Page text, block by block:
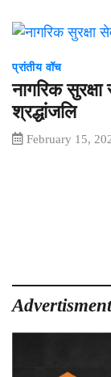
प्रांतीय वॉच
नागरिक
श्रद्धांजलि
February 15,
को
दी
श्रद्धांजलि
Advertisment